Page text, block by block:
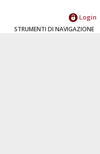
Login
STRUMENTI DI NAVIGAZIONE